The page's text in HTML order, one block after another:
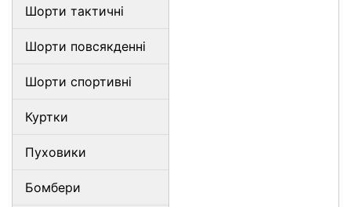
Шорти тактичні
Шорти повсякденні
Шорти спортивні
Куртки
Пуховики
Бомбери